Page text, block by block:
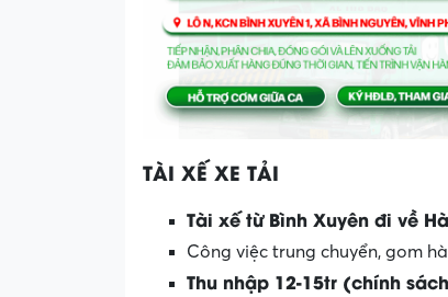
TÀI XẾ XE TẢI
Tài xế từ Bình Xuyên đi về
Công việc trung chuyển, gom
Thu nhập 12-15tr (chính